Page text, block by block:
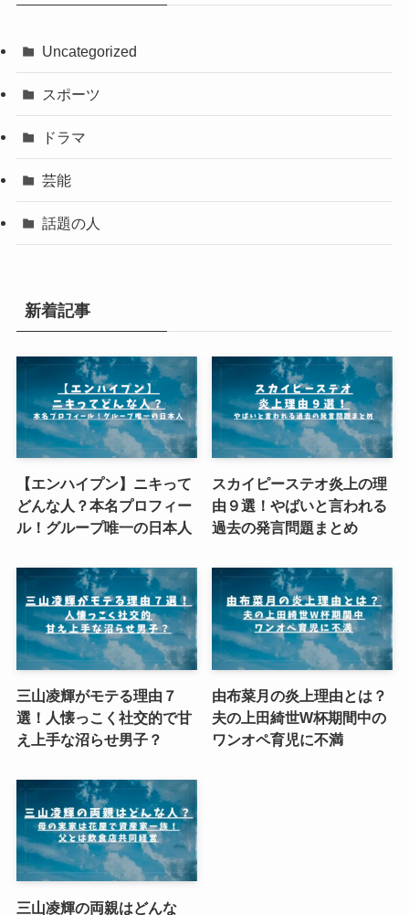
Uncategorized
スポーツ
ドラマ
芸能
話題の人
新着記事
【エンハイプン】ニキって
どんな人？本名プロフィー
ル！グループ唯一の日本人
スカイピーステオ炎上の理
由９選！やばいと言われる
過去の発言問題まとめ
三山凌輝がモテる理由７
選！人懐っこく社交的で甘
え上手な沼らせ男子？
由布菜月の炎上理由とは？
夫の上田綺世W杯期間中の
ワンオペ育児に不満
三山凌輝の両親はどんな